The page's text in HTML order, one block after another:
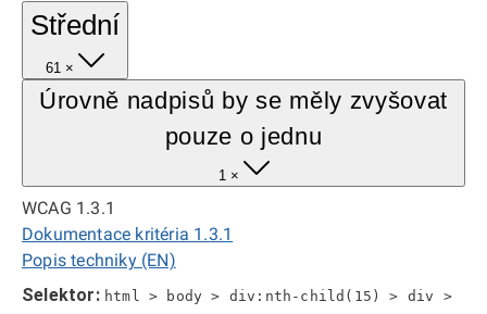
Střední
61 ×
Úrovně nadpisů by se měly zvyšovat
pouze o jednu
1 ×
WCAG 1.3.1
Dokumentace kritéria 1.3.1
Popis techniky (EN)
Selektor: html > body > div:nth-child(15) > div >